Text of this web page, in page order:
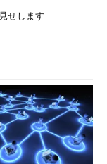
せします